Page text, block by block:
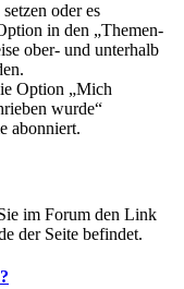
oder es
in den „Themen-
ober- und unterhalb
Option „Mich
wurde“
abonniert.
im Forum den Link
der Seite befindet.